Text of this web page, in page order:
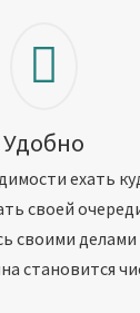
Удобно
ехать
своей
своими делами
становится